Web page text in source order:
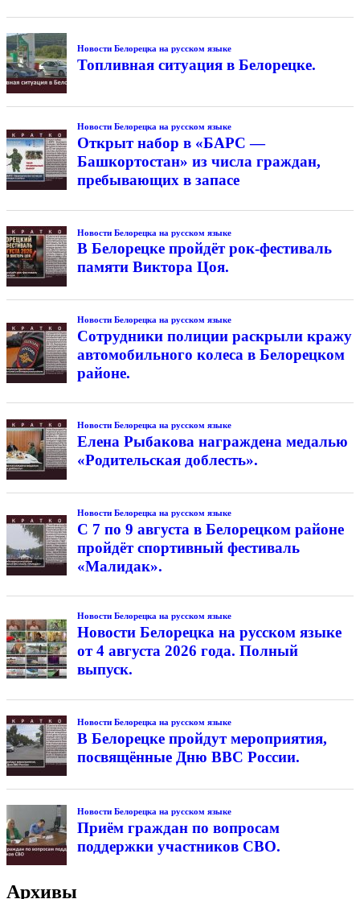
Новости Белорецка на русском языке
Топливная ситуация в Белорецке.
Новости Белорецка на русском языке
Открыт набор в «БАРС —
Башкортостан» из числа граждан,
пребывающих в запасе
Новости Белорецка на русском языке
В Белорецке пройдёт рок-фестиваль
памяти Виктора Цоя.
Новости Белорецка на русском языке
Сотрудники полиции раскрыли кражу
автомобильного колеса в Белорецком
районе.
Новости Белорецка на русском языке
Елена Рыбакова награждена медалью
«Родительская доблесть».
Новости Белорецка на русском языке
С 7 по 9 августа в Белорецком районе
пройдёт спортивный фестиваль
«Малидак».
Новости Белорецка на русском языке
Новости Белорецка на русском языке
от 4 августа 2026 года. Полный
выпуск.
Новости Белорецка на русском языке
В Белорецке пройдут мероприятия,
посвящённые Дню ВВС России.
Новости Белорецка на русском языке
Приём граждан по вопросам
поддержки участников СВО.
Архивы